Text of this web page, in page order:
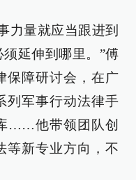
力量就应当跟进到
延伸到哪里。”傅
保障研讨会，在广
列军事行动法律手
……他带领团队创
等新专业方向，不